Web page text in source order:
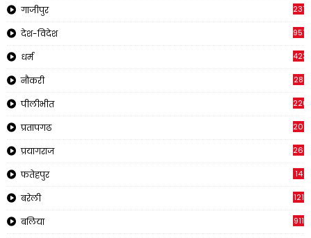
गाजीपुर 237
देश-विदेश 957
धर्म 423
नौकरी 28
पीलीभीत
प्रतापगढ 2011
प्रयागराज 269
फतेहपुर 14
बरेली 121
बलिया 911